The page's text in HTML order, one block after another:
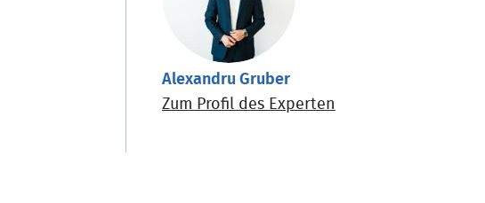
Alexandru Gruber
Zum Profil des Experten